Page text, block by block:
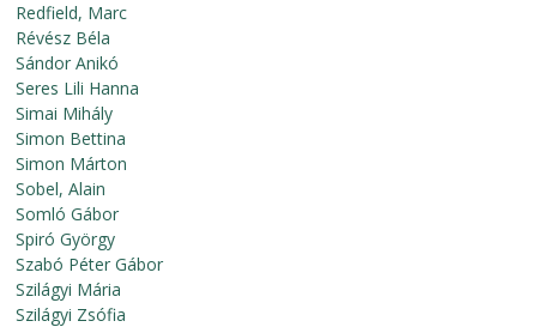
Redfield, Marc
Révész Béla
Sándor Anikó
Seres Lili Hanna
Simai Mihály
Simon Bettina
Simon Márton
Sobel, Alain
Somló Gábor
Spiró György
Szabó Péter Gábor
Szilágyi Mária
Szilágyi Zsófia